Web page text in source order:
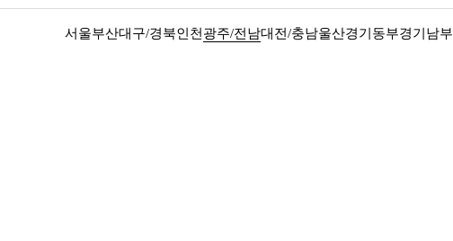
서울부산대구/경북인천 광주/전남대전/충남울산경기동부경기남부